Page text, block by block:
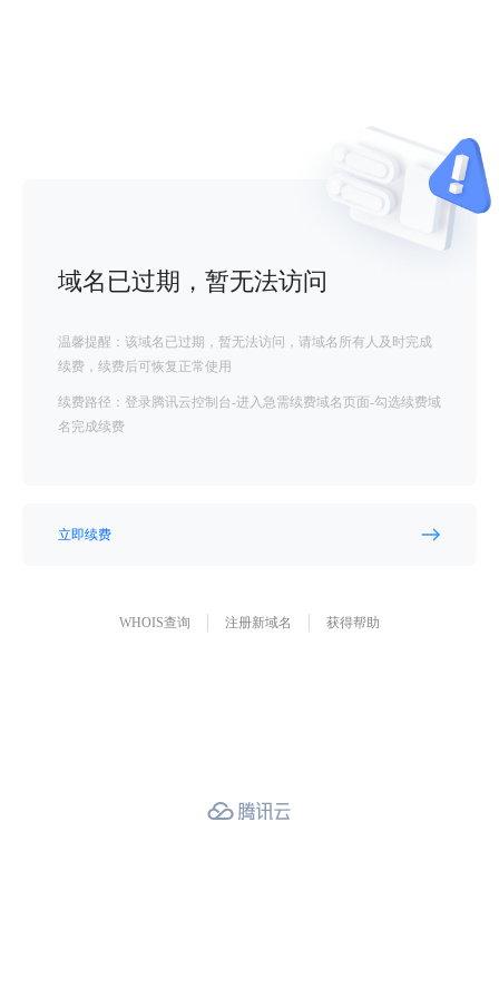
域名已过期，暂无法访问
温馨提醒：该域名已过期，暂无法访问，请域名所有人及时完成
续费，续费后可恢复正常使用
续费路径：登录腾讯云控制台-进入急需续费域名页面-勾选续费域
名完成续费
立即续费
WHOIS查询 注册新域名 获得帮助